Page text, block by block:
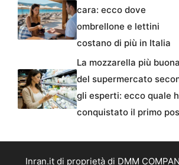
cara: ecco dove
ombrellone e lettini
costano di più in Italia
La mozzarella più buona
del supermercato
gli esperti: ecco quale
conquistato il primo
Inran.it di proprietà di DMM